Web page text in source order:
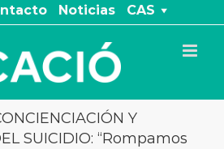
Noticias CAS
Y
SUICIDIO: “Rompamos